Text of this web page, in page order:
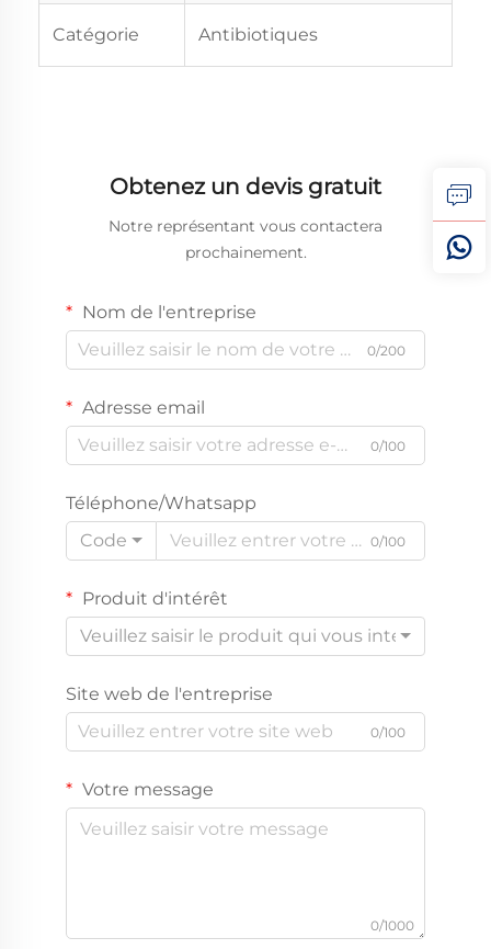
Catégorie Antibiotiques
Obtenez un devis gratuit
Notre représentant vous contactera
prochainement.
Nom de l'entreprise
0/200
Adresse email
0/100
Téléphone/Whatsapp
Code
0/100
Produit d'intérêt
Veuillez saisir le produit qui vous intéresse
Site web de l'entreprise
0/100
Votre message
0/1000